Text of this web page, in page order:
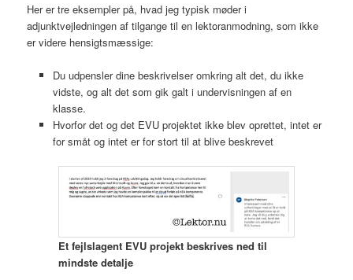
Her er tre eksempler på, hvad jeg typisk møder i
adjunktvejledningen af tilgange til en lektoranmodning, som ikke
er videre hensigtsmæssige:
Du udpensler dine beskrivelser omkring alt det, du ikke
vidste, og alt det som gik galt i undervisningen af en
klasse.
Hvorfor det og det EVU projektet ikke blev oprettet, intet er
for småt og intet er for stort til at blive beskrevet
Et fejlslagent EVU projekt beskrives ned til
mindste detalje